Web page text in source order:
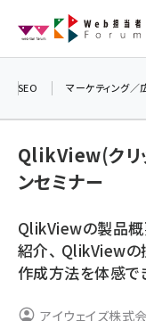
ン
ai (2807)
youtube
SEO マーケティング／
QlikView(クリ
ンセミナー
QlikViewの製品概
紹介、 QlikViewの
作成方法を体感で
アイウェイズ株式